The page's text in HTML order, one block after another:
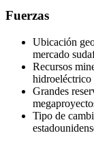
Fuerzas
Ubicación
mercado
Recursos
hidroeléctrico
Grandes
Tipo de